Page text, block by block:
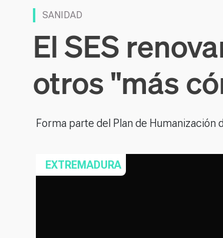
SANIDAD
El SES
otros "más
Forma parte del Plan de Humanización
EXTREMADURA